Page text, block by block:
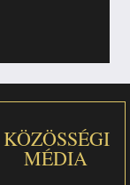
KÖZÖSSÉGI
MÉDIA